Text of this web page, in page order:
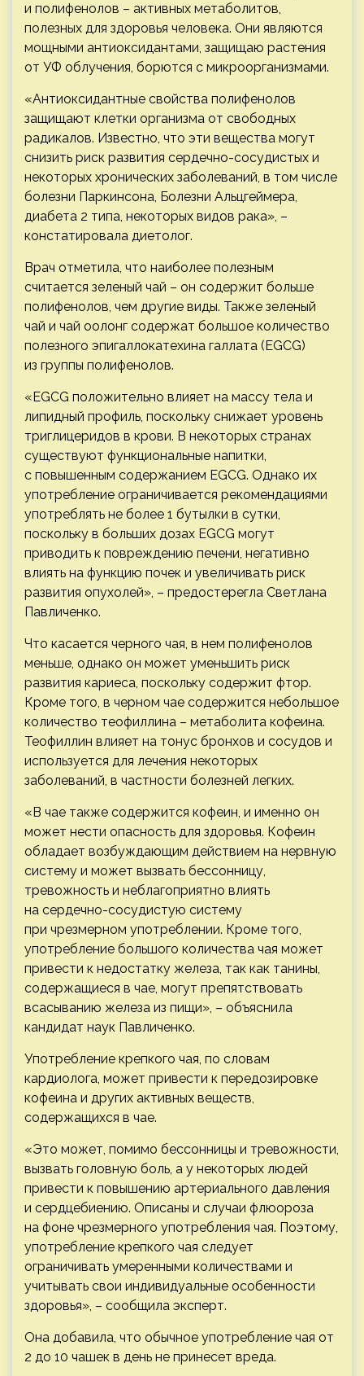
и полифенолов – активных метаболитов,
полезных для здоровья человека. Они являются
мощными антиоксидантами, защищаю растения
от УФ облучения, борются с микроорганизмами.
«Антиоксидантные свойства полифенолов
защищают клетки организма от свободных
радикалов. Известно, что эти вещества могут
снизить риск развития сердечно-сосудистых и
некоторых хронических заболеваний, в том числе
болезни Паркинсона, Болезни Альцгеймера,
диабета 2 типа, некоторых видов рака», –
констатировала диетолог.
Врач отметила, что наиболее полезным
считается зеленый чай – он содержит больше
полифенолов, чем другие виды. Также зеленый
чай и чай оолонг содержат большое количество
полезного эпигаллокатехина галлата (EGCG)
из группы полифенолов.
«EGCG положительно влияет на массу тела и
липидный профиль, поскольку снижает уровень
триглицеридов в крови. В некоторых странах
существуют функциональные напитки,
с повышенным содержанием EGCG. Однако их
употребление ограничивается рекомендациями
употреблять не более 1 бутылки в сутки,
поскольку в больших дозах EGCG могут
приводить к повреждению печени, негативно
влиять на функцию почек и увеличивать риск
развития опухолей», – предостерегла Светлана
Павличенко.
Что касается черного чая, в нем полифенолов
меньше, однако он может уменьшить риск
развития кариеса, поскольку содержит фтор.
Кроме того, в черном чае содержится небольшое
количество теофиллина – метаболита кофеина.
Теофиллин влияет на тонус бронхов и сосудов и
используется для лечения некоторых
заболеваний, в частности болезней легких.
«В чае также содержится кофеин, и именно он
может нести опасность для здоровья. Кофеин
обладает возбуждающим действием на нервную
систему и может вызвать бессонницу,
тревожность и неблагоприятно влиять
на сердечно-сосудистую систему
при чрезмерном употреблении. Кроме того,
употребление большого количества чая может
привести к недостатку железа, так как танины,
содержащиеся в чае, могут препятствовать
всасыванию железа из пищи», – объяснила
кандидат наук Павличенко.
Употребление крепкого чая, по словам
кардиолога, может привести к передозировке
кофеина и других активных веществ,
содержащихся в чае.
«Это может, помимо бессонницы и тревожности,
вызвать головную боль, а у некоторых людей
привести к повышению артериального давления
и сердцебиению. Описаны и случаи флюороза
на фоне чрезмерного употребления чая. Поэтому,
употребление крепкого чая следует
ограничивать умеренными количествами и
учитывать свои индивидуальные особенности
здоровья», – сообщила эксперт.
Она добавила, что обычное употребление чая от
2 до 10 чашек в день не принесет вреда.